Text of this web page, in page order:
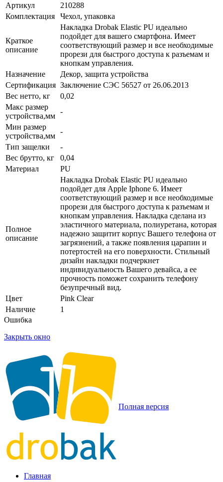
Артикул
210288
Комплектация
Чехол, упаковка
Краткое
описание
Накладка Drobak Elastic PU идеально
подойдет для вашего смартфона. Имеет
соответствующий размер и все необходимые
прорези для быстрого доступа к разъемам и
кнопкам управления.
Назначение
Декор, защита устройства
Сертификация Заключение СЭС 56527 от 26.06.2013
Вес нетто, кг
0,02
Макс размер
устройства,мм
-
Мин размер
устройства,мм
-
Тип защелки
-
Вес брутто, кг
0,04
Материал
PU
Полное
описание
Накладка Drobak Elastic PU идеально
подойдет для Apple Iphone 6. Имеет
соответствующий размер и все необходимые
прорези для быстрого доступа к разъемам и
кнопкам управления. Накладка сделана из
эластичного материала, полиуретана, которая
надежно защитит корпус Вашего телефона от
загрязнений, а также появления царапин и
потертостей на его поверхности. Стильный
дизайн накладки подчеркнет
индивидуальность Вашего девайса, а ее
прочность поможет сохранить телефону
безупречный вид.
Цвет
Pink Clear
Наличие
1
Ошибка
Закрыть окно
Полная версия
Главная